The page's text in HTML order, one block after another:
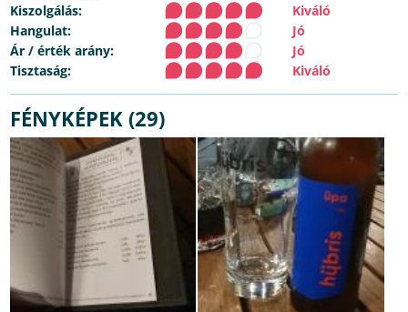
Kiszolgálás:
Kiváló
Hangulat:
Jó
Ár / érték arány:
Jó
Tisztaság:
Kiváló
FÉNYKÉPEK (29)